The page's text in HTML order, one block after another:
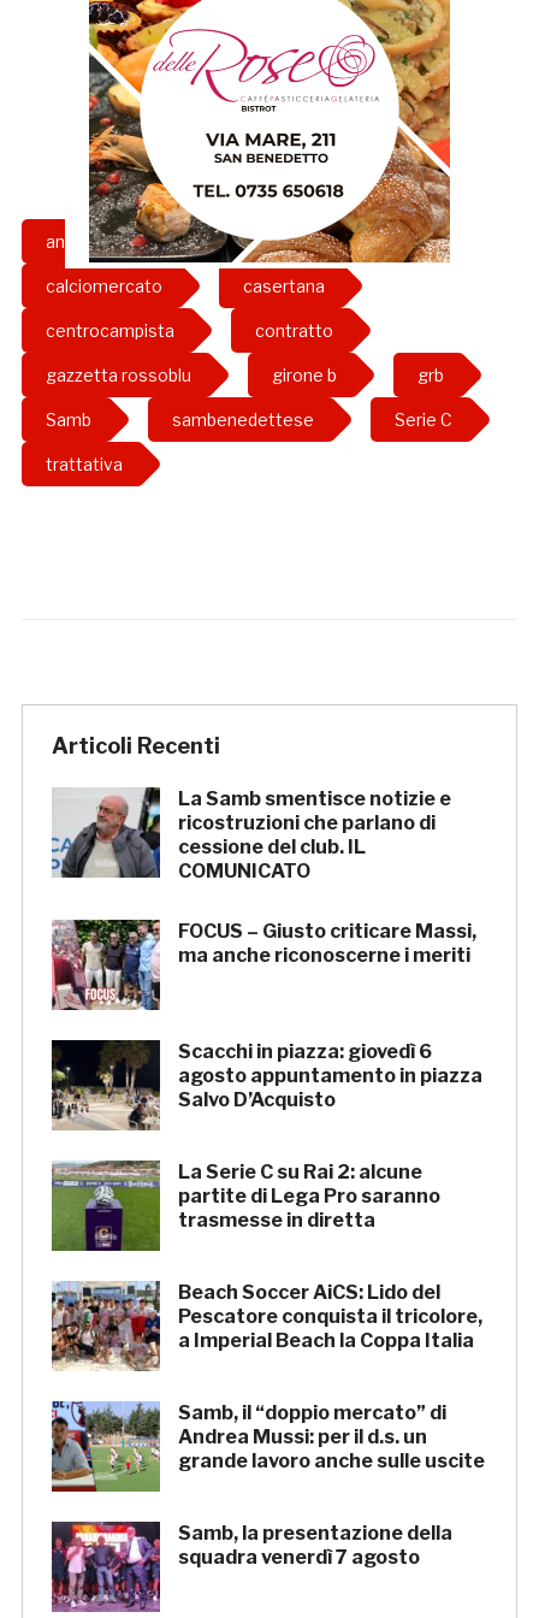
angelo d'angelo calcio
calciomercato casertana
centrocampista contratto
gazzetta rossoblu girone b grb
Samb sambenedettese Serie C
trattativa
Articoli Recenti
La Samb smentisce notizie e
ricostruzioni che parlano di
cessione del club. IL
COMUNICATO
FOCUS – Giusto criticare Massi,
ma anche riconoscerne i meriti
Scacchi in piazza: giovedì 6
agosto appuntamento in piazza
Salvo D’Acquisto
La Serie C su Rai 2: alcune
partite di Lega Pro saranno
trasmesse in diretta
Beach Soccer AiCS: Lido del
Pescatore conquista il tricolore,
a Imperial Beach la Coppa Italia
Samb, il “doppio mercato” di
Andrea Mussi: per il d.s. un
grande lavoro anche sulle uscite
Samb, la presentazione della
squadra venerdì 7 agosto